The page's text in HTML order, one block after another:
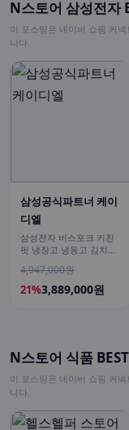
N스토어 삼성전자
이 포스팅은 네이버 쇼핑 커
니다.
삼성공식파트너 케이
디엘
삼성전자 비스포크 키친
핏 냉장고 냉동고 김치냉
픈도어 AI정온
4,947,000원
21%3,889,000원
N스토어 식품
이 포스팅은 네이버 쇼핑 커
니다.